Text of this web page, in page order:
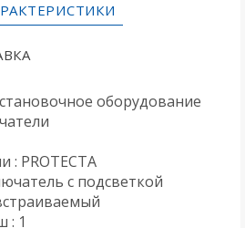
оборудование
: PROTECTA
с подсветкой
: 1